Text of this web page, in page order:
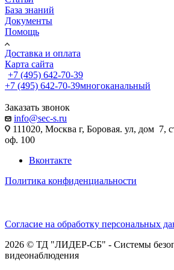
База знаний
Документы
Помощь
Доставка и оплата
Карта сайта
+7 (495) 642-70-39
+7 (495) 642-70-39многоканальный
Заказать звонок
info@sec-s.ru
111020, Москва г, Боровая. ул, дом 7,
оф. 100
Вконтакте
Политика конфиденциальности
Согласие на обработку персональных
2026 © ТД "ЛИДЕР-СБ" - Системы
видеонаблюдения